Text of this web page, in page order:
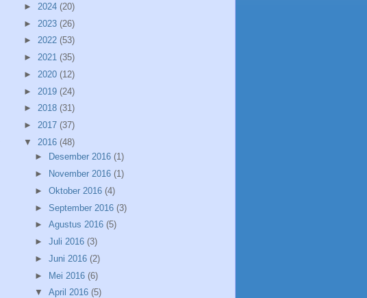
► 2024 (20)
► 2023 (26)
► 2022 (53)
► 2021 (35)
► 2020 (12)
► 2019 (24)
► 2018 (31)
► 2017 (37)
▼ 2016 (48)
►
Desember 2016 (1)
►
November 2016 (1)
► Oktober 2016 (4)
► September 2016 (3)
► Agustus 2016 (5)
► Juli 2016 (3)
► Juni 2016 (2)
► Mei 2016 (6)
▼ April 2016 (5)